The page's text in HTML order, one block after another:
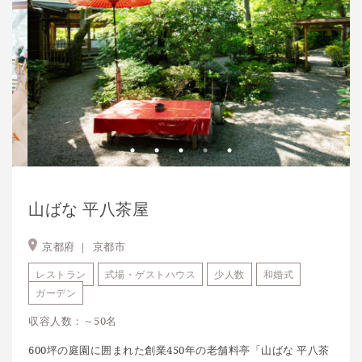
山ばな 平八茶屋
京都府 ｜ 京都市
レストラン 式場・ゲストハウス 少人数
和婚式
ガーデン
収容人数：～50名
600坪の庭園に囲まれた創業450年の老舗料亭「山ばな 平八茶